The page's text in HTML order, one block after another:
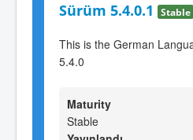
Sürüm 5.4.0.1 Stable
This is the German
5.4.0
Maturity
Stable